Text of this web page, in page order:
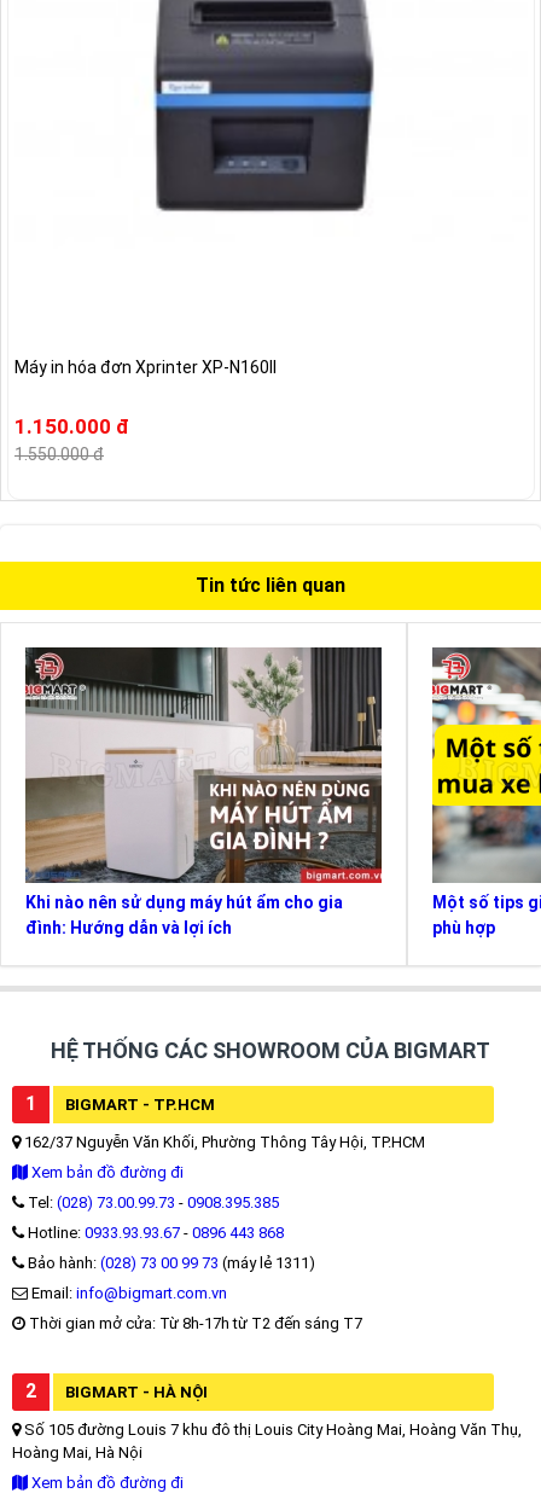
Máy in hóa đơn Xprinter XP-N160II
1.150.000 đ
1.550.000 đ
Tin tức liên quan
Khi nào nên sử dụng máy hút ẩm cho gia
đình: Hướng dẫn và lợi ích
Một số tips
phù hợp
HỆ THỐNG CÁC SHOWROOM CỦA BIGMART
1 BIGMART - TP.HCM
162/37 Nguyễn Văn Khối, Phường Thông Tây Hội, TP.HCM
Xem bản đồ đường đi
Tel: (028) 73.00.99.73 - 0908.395.385
Hotline: 0933.93.93.67 - 0896 443 868
Bảo hành: (028) 73 00 99 73 (máy lẻ 1311)
Email: info@bigmart.com.vn
Thời gian mở cửa: Từ 8h-17h từ T2 đến sáng T7
2 BIGMART - HÀ NỘI
Số 105 đường Louis 7 khu đô thị Louis City Hoàng Mai, Hoàng Văn Thụ,
Hoàng Mai, Hà Nội
Xem bản đồ đường đi